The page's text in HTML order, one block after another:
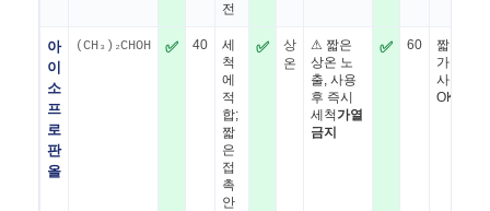
전
아
이
소
프
로
판
올
(CH₃)₂CHOH ✅ 40
세
척
에
적
합;
짧
은
접
촉
안
✅
상
온
⚠ 짧은
상온 노
출, 사용
후 즉시
세척가열
금지
✅ 60
짧은
가열
사용
OK